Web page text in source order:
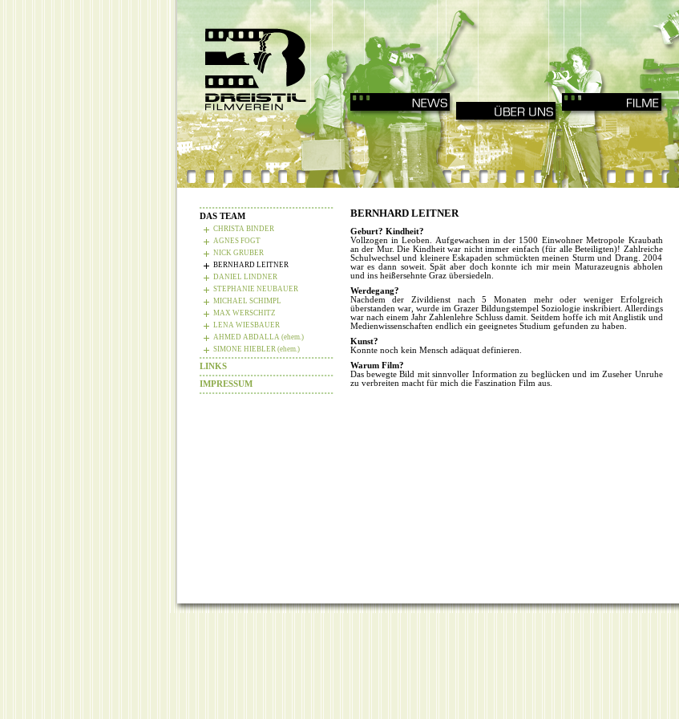
DAS TEAM
CHRISTA BINDER
AGNES FOGT
NICK GRUBER
BERNHARD LEITNER
DANIEL LINDNER
STEPHANIE NEUBAUER
MICHAEL SCHIMPL
MAX WERSCHITZ
LENA WIESBAUER
AHMED ABDALLA (ehem.)
SIMONE HIEBLER (ehem.)
LINKS
IMPRESSUM
BERNHARD LEITNER
Geburt? Kindheit?
Vollzogen in Leoben. Aufgewachsen in der 1500 Einwohner Metropole Kraubath
an der Mur. Die Kindheit war nicht immer einfach (für alle Beteiligten)! Zahlreiche
Schulwechsel und kleinere Eskapaden schmückten meinen Sturm und Drang. 2004
war es dann soweit. Spät aber doch konnte ich mir mein Maturazeugnis abholen
und ins heißersehnte Graz übersiedeln.
Werdegang?
Nachdem der Zivildienst nach 5 Monaten mehr oder weniger Erfolgreich
überstanden war, wurde im Grazer Bildungstempel Soziologie inskribiert. Allerdings
war nach einem Jahr Zahlenlehre Schluss damit. Seitdem hoffe ich mit Anglistik und
Medienwissenschaften endlich ein geeignetes Studium gefunden zu haben.
Kunst?
Konnte noch kein Mensch adäquat definieren.
Warum Film?
Das bewegte Bild mit sinnvoller Information zu beglücken und im Zuseher Unruhe
zu verbreiten macht für mich die Faszination Film aus.